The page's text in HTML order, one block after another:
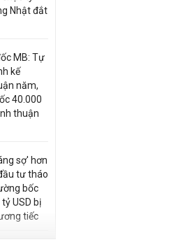
Nhật đắt
MB: Tự
kế
năm,
40.000
thuận
sợ' hơn
tư tháo
bốc
USD bị
tiếc